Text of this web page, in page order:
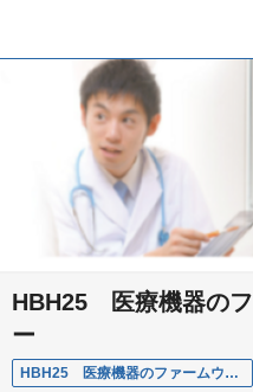
HBH25 医療機器の
ー
HBH25 医療機器のファームウェア開発メンバー